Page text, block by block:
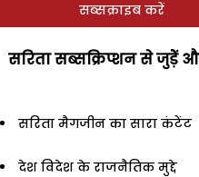
सब्सक्राइब करें
सरिता सब्सक्रिप्शन से जुड़ेें
सरिता मैगजीन का सारा कंटेंट
देश विदेश के राजनैतिक मुद्दे